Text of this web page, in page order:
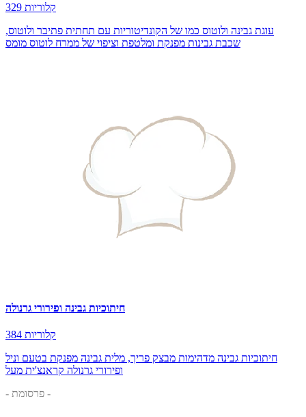
329 קלוריות
עוגת גבינה ולוטוס כמו של הקונדיטוריות עם תחתית פתיבר ולוטוס,
שכבת גבינות מפנקת ומלטפת וציפוי של ממרח לוטוס מומס
חיתוכיות גבינה ופירורי גרנולה
384 קלוריות
חיתוכיות גבינה מדהימות מבצק פריך, מלית גבינה מפנקת בטעם וניל
ופירורי גרנולה קראנצ'ית מעל
- פרסומת -